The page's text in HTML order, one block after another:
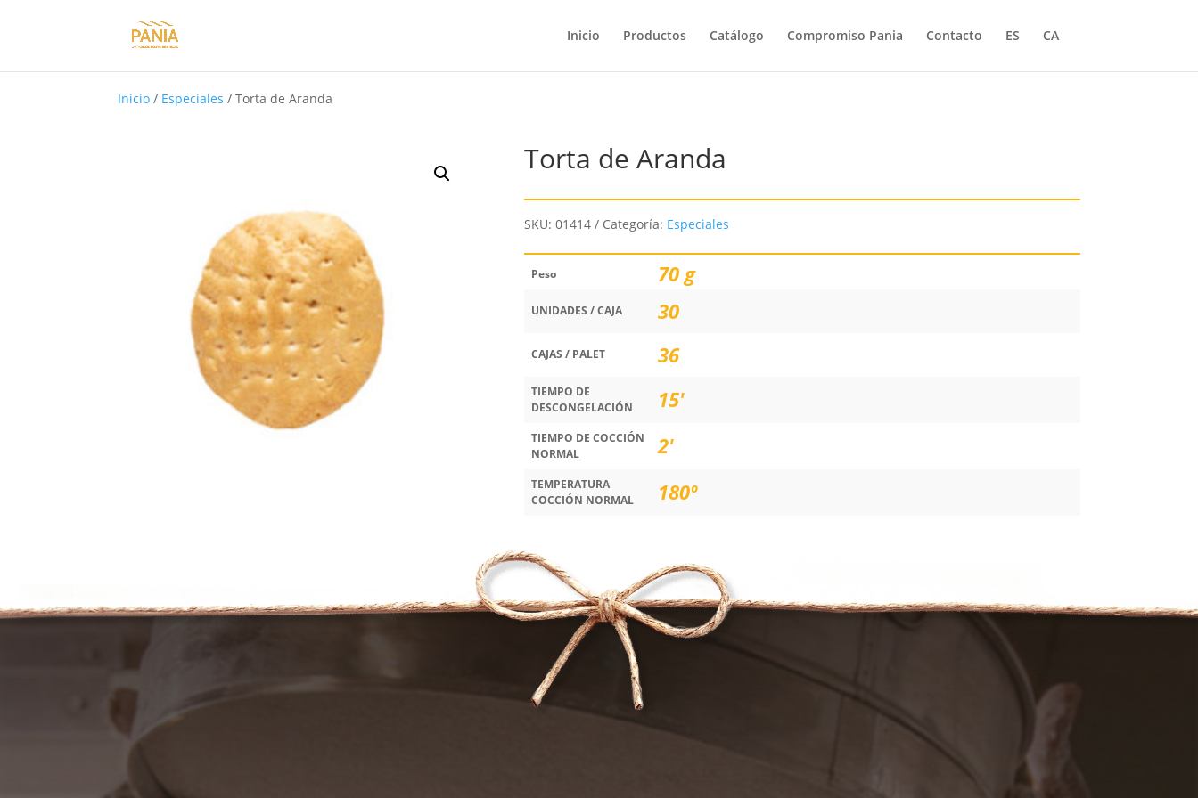
Inicio Productos Catálogo Compromiso Pania Contacto ES CA
Inicio / Especiales / Torta de Aranda
Torta de Aranda
SKU: 01414 Categoría: Especiales
Peso 70 g
UNIDADES / CAJA 30
CAJAS / PALET 36
TIEMPO DE
DESCONGELACIÓN
15'
TIEMPO DE COCCIÓN
NORMAL
2'
TEMPERATURA
COCCIÓN NORMAL
180º